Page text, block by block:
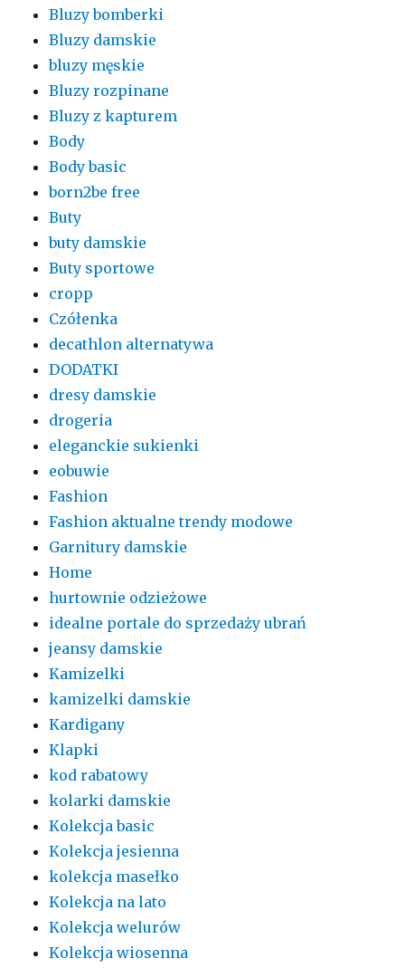
Bluzy bomberki
Bluzy damskie
bluzy męskie
Bluzy rozpinane
Bluzy z kapturem
Body
Body basic
born2be free
Buty
buty damskie
Buty sportowe
cropp
Czółenka
decathlon alternatywa
DODATKI
dresy damskie
drogeria
eleganckie sukienki
eobuwie
Fashion
Fashion aktualne trendy modowe
Garnitury damskie
Home
hurtownie odzieżowe
idealne portale do sprzedaży ubrań
jeansy damskie
Kamizelki
kamizelki damskie
Kardigany
Klapki
kod rabatowy
kolarki damskie
Kolekcja basic
Kolekcja jesienna
kolekcja masełko
Kolekcja na lato
Kolekcja welurów
Kolekcja wiosenna